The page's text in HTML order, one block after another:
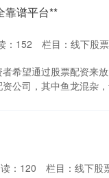
靠谱平台**
： 152 栏目： 线下股
希望通过股票配资来
公司，其中鱼龙混杂
： 120 栏目： 线下股